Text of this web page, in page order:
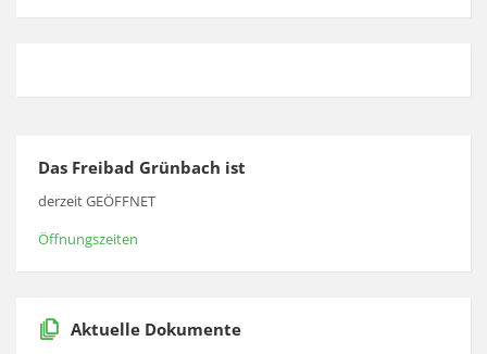
Das Freibad Grünbach ist
derzeit GEÖFFNET
Öffnungszeiten
Aktuelle Dokumente